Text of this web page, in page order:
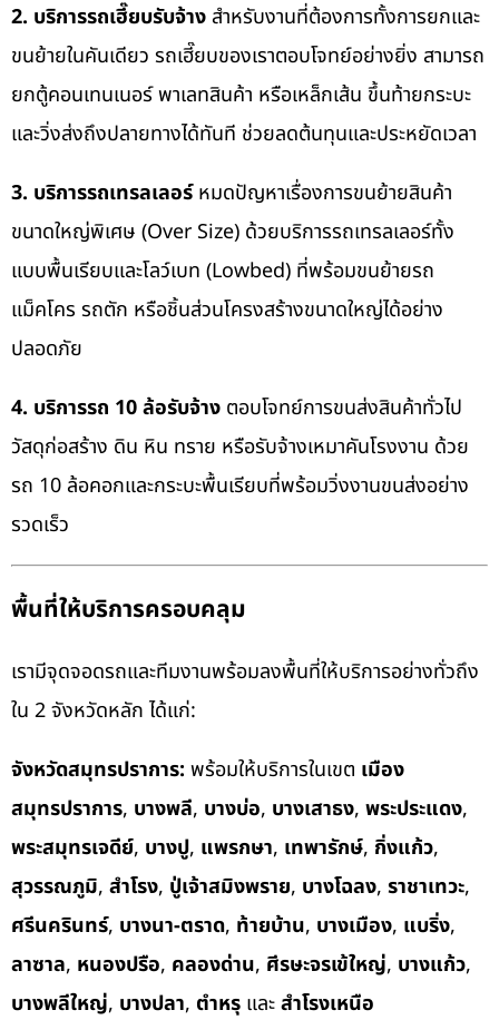
2. บริการรถเฮี๊ยบรับจ้าง สำหรับงานที่ต้องการทั้งการยกและ
ขนย้ายในคันเดียว รถเฮี๊ยบของเราตอบโจทย์อย่างยิ่ง สามารถ
ยกตู้คอนเทนเนอร์ พาเลทสินค้า หรือเหล็กเส้น ขึ้นท้ายกระบะ
และวิ่งส่งถึงปลายทางได้ทันที ช่วยลดต้นทุนและประหยัดเวลา
3. บริการรถเทรลเลอร์หมดปัญหาเรื่องการขนย้ายสินค้า
ขนาดใหญ่พิเศษ (Over Size) ด้วยบริการรถเทรลเลอร์ทั้ง
แบบพื้นเรียบและโลว์เบท (Lowbed) ที่พร้อมขนย้ายรถ
แม็คโคร รถตัก หรือชิ้นส่วนโครงสร้างขนาดใหญ่ได้อย่าง
ปลอดภัย
4. บริการรถ 10 ล้อรับจ้าง ตอบโจทย์การขนส่งสินค้าทั่วไป
วัสดุก่อสร้าง ดิน หิน ทราย หรือรับจ้างเหมาคันโรงงาน ด้วย
รถ 10 ล้อคอกและกระบะพื้นเรียบที่พร้อมวิ่งงานขนส่งอย่าง
รวดเร็ว
พื้นที่ให้บริการครอบคลุม
เรามีจุดจอดรถและทีมงานพร้อมลงพื้นที่ให้บริการอย่างทั่วถึง
ใน 2 จังหวัดหลัก ได้แก่:
จังหวัดสมุทรปราการ: พร้อมให้บริการในเขต เมือง
สมุทรปราการ, บางพลี, บางบ่อ, บางเสาธง, พระประแดง,
พระสมุทรเจดีย์, บางปู, แพรกษา, เทพารักษ์, กิ่งแก้ว,
สุวรรณภูมิ, สำโรง, ปู่เจ้าสมิงพราย, บางโฉลง, ราชาเทวะ,
ศรีนครินทร์, บางนา-ตราด, ท้ายบ้าน, บางเมือง, แบริ่ง,
ลาซาล, หนองปรือ, คลองด่าน, ศีรษะจรเข้ใหญ่, บางแก้ว,
บางพลีใหญ่, บางปลา, ตำหรุ และสำโรงเหนือ